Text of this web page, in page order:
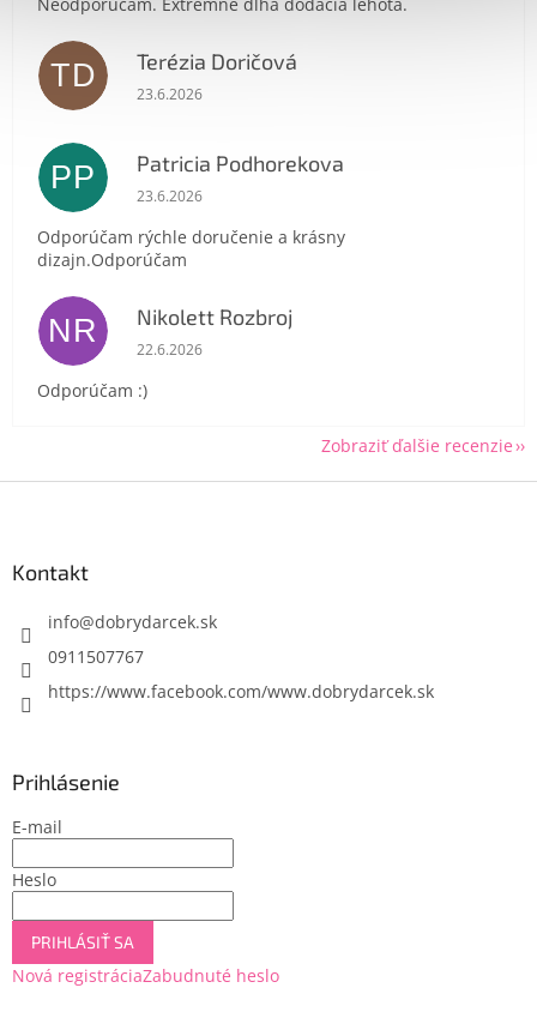
TD Terézia Doričová
Hodnotenie obchodu je 5 z 5 hviezdičiek.
23.6.2026
PP Patricia Podhorekova
Hodnotenie obchodu je 5 z 5 hviezdičiek.
23.6.2026
Odporúčam rýchle doručenie a krásny
dizajn.Odporúčam
NR Nikolett Rozbroj
Hodnotenie obchodu je 5 z 5 hviezdičiek.
22.6.2026
Odporúčam :)
Zobraziť ďalšie recenzie
Kontakt
info@dobrydarcek.sk
0911507767
https://www.facebook.com/www.dobrydarcek.sk
Prihlásenie
E-mail
Heslo
PRIHLÁSIŤ SA
Nová registráciaZabudnuté heslo